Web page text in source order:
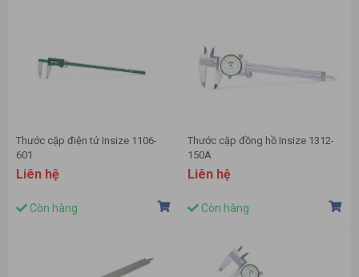
Thước cặp điện tử Insize 1106-
601
Liên hệ
Còn hàng
Thước cặp đồng hồ Insize 1312-
150A
Liên hệ
Còn hàng